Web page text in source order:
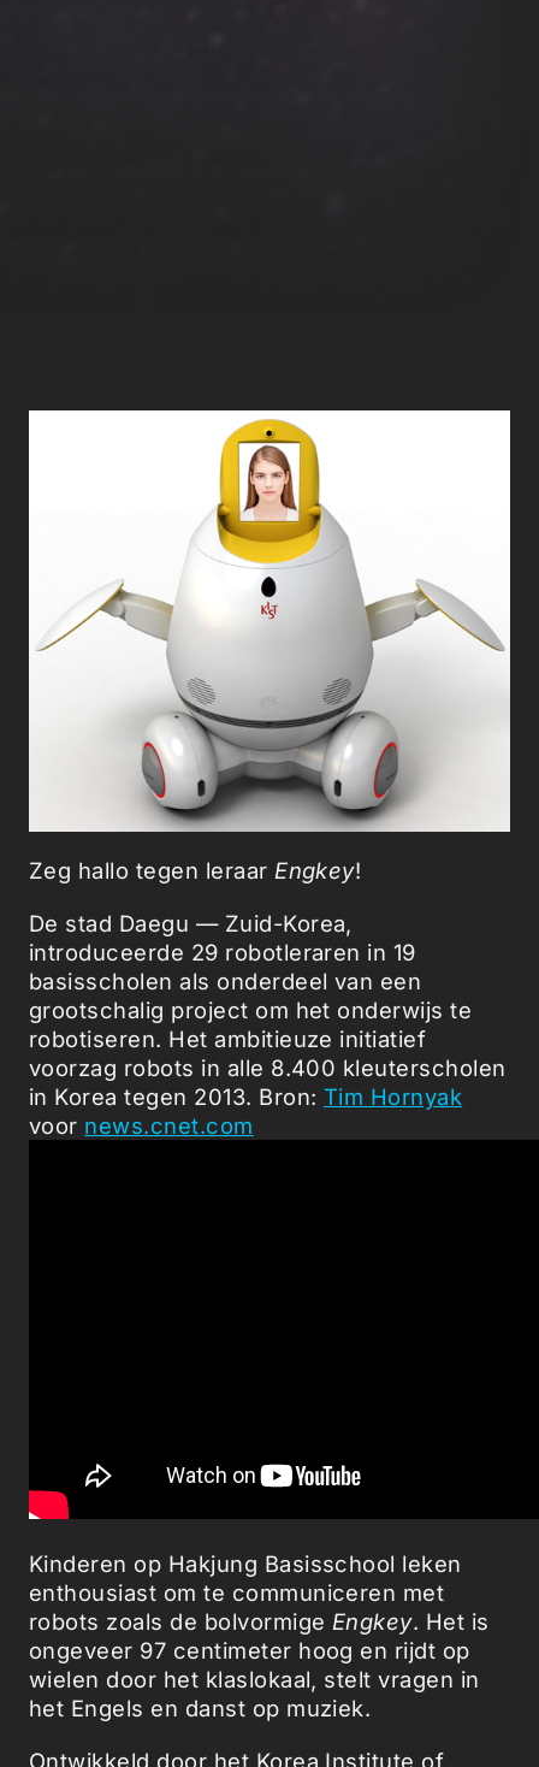
Zeg hallo tegen leraarEngkey!
De stad Daegu — Zuid-Korea,
introduceerde 29 robotleraren in 19
basisscholen als onderdeel van een
grootschalig project om het onderwijs te
robotiseren. Het ambitieuze initiatief
voorzag robots in alle 8.400 kleuterscholen
in Korea tegen 2013. Bron: Tim Hornyak
voor news.cnet.com
Kinderen op Hakjung Basisschool leken
enthousiast om te communiceren met
robots zoals de bolvormige Engkey. Het is
ongeveer 97 centimeter hoog en rijdt op
wielen door het klaslokaal, stelt vragen in
het Engels en danst op muziek.
Ontwikkeld door het Korea Institute of